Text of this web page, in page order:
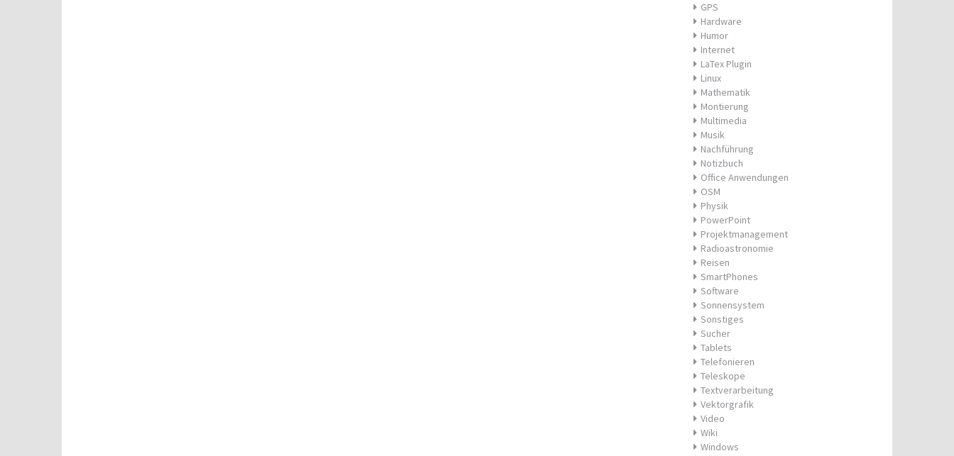
GPS
Hardware
Humor
Internet
LaTex Plugin
Linux
Mathematik
Montierung
Multimedia
Musik
Nachführung
Notizbuch
Office Anwendungen
OSM
Physik
PowerPoint
Projektmanagement
Radioastronomie
Reisen
SmartPhones
Software
Sonnensystem
Sonstiges
Sucher
Tablets
Telefonieren
Teleskope
Textverarbeitung
Vektorgrafik
Video
Wiki
Windows